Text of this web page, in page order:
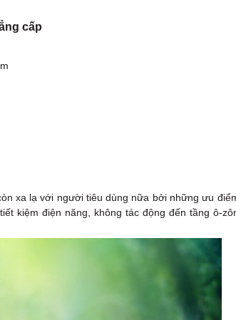
cấp
xa lạ với người tiêu dùng nữa bởi những ưu
kiệm điện năng, không tác động đến tầng ô-